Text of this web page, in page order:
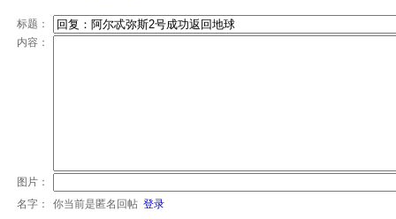
标题：
内容：
图片：
名字：
你当前是匿名回帖 登录